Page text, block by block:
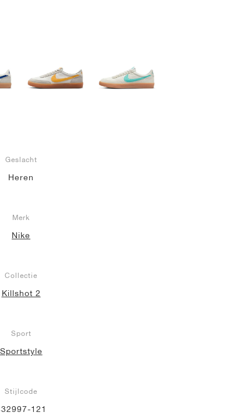
Geslacht
Heren
Merk
Nike
Collectie
Killshot 2
Sport
Sportstyle
Stijlcode
121